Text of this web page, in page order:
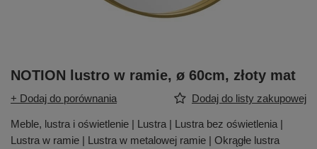
NOTION lustro w ramie, ø 60cm, złoty mat
+ Dodaj do porównania Dodaj do listy zakupowej
Meble, lustra i oświetlenie | Lustra | Lustra bez oświetlenia |
Lustra w ramie | Lustra w metalowej ramie | Okrągłe lustra